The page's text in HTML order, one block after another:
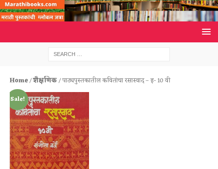
Home/शैक्षणिक/ पाठ्यपुस्तकातील कवितांचा रसास्वाद – इ- 10 वी
Sale!